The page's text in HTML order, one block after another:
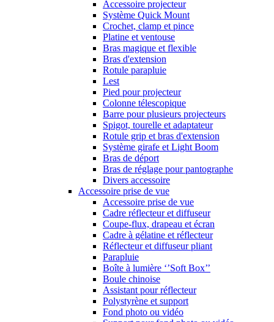
Accessoire projecteur
Système Quick Mount
Crochet, clamp et pince
Platine et ventouse
Bras magique et flexible
Bras d'extension
Rotule parapluie
Lest
Pied pour projecteur
Colonne télescopique
Barre pour plusieurs projecteurs
Spigot, tourelle et adaptateur
Rotule grip et bras d'extension
Système girafe et Light Boom
Bras de déport
Bras de réglage pour pantographe
Divers accessoire
Accessoire prise de vue
Accessoire prise de vue
Cadre réflecteur et diffuseur
Coupe-flux, drapeau et écran
Cadre à gélatine et réflecteur
Réflecteur et diffuseur pliant
Parapluie
Boîte à lumière ‘’Soft Box’’
Boule chinoise
Assistant pour réflecteur
Polystyrène et support
Fond photo ou vidéo